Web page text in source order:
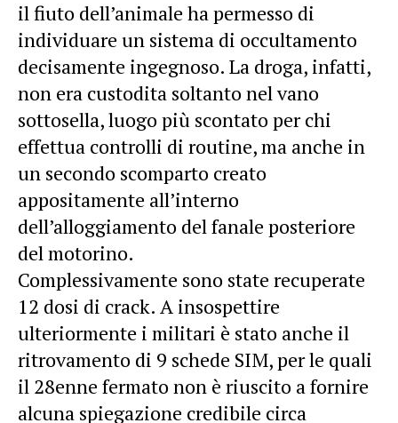
il fiuto dell’animale ha permesso di
individuare un sistema di occultamento
decisamente ingegnoso. La droga, infatti,
non era custodita soltanto nel vano
sottosella, luogo più scontato per chi
effettua controlli di routine, ma anche in
un secondo scomparto creato
appositamente all’interno
dell’alloggiamento del fanale posteriore
del motorino.
Complessivamente sono state recuperate
12 dosi di crack. A insospettire
ulteriormente i militari è stato anche il
ritrovamento di 9 schede SIM, per le quali
il 28enne fermato non è riuscito a fornire
alcuna spiegazione credibile circa